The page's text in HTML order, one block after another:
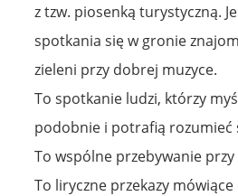
z tzw. piosenką turystyczną.
spotkania się w gronie
zieleni przy dobrej muzyce.
To spotkanie ludzi, którzy
podobnie i potrafią rozumieć
To wspólne przebywanie
To liryczne przekazy mówiące